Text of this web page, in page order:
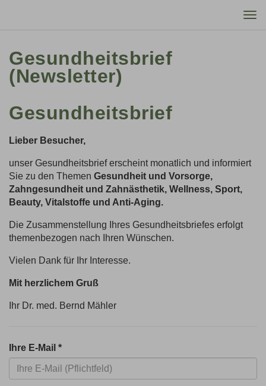
Gesundheitsbrief
(Newsletter)
Gesundheitsbrief
Lieber Besucher,
unser Gesundheitsbrief erscheint monatlich und informiert
Sie zu den Themen Gesundheit und Vorsorge,
Zahngesundheit und Zahnästhetik, Wellness, Sport,
Beauty, Vitalstoffe und Anti-Aging.
Die Zusammenstellung Ihres Gesundheitsbriefes erfolgt
themenbezogen nach Ihren Wünschen.
Vielen Dank für Ihr Interesse.
Mit herzlichem Gruß
Ihr Dr. med. Bernd Mähler
Ihre E-Mail *